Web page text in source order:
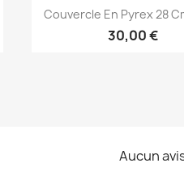
Aperçu
Couvercle En Pyrex 28
30,00 €
Aucun